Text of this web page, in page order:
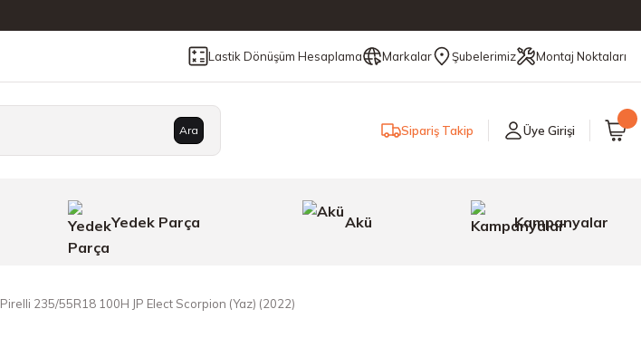
Lastik Dönüşüm Hesaplama Markalar Şubelerimiz Montaj Noktaları
Ara Sipariş Takip Üye Girişi
Yedek Parça Akü Kampanyalar
Pirelli 235/55R18 100H JP Elect Scorpion (Yaz) (2022)